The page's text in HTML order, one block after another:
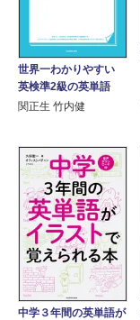
世界一わかりやすい
英検準2級の英単語
関正生 竹内健
中学３年間の英単語が